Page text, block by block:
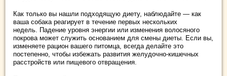
Как только вы нашли подходящую диету, наблюдайте — как
ваша собака реагирует в течение первых нескольких
недель. Падение уровня энергии или изменения волосяного
покрова может служить основанием для смены диеты. Если вы,
изменяете рацион вашего питомца, всегда делайте это
постепенно, чтобы избежать развития желудочно-кишечных
расстройств или пищевого отвращения.